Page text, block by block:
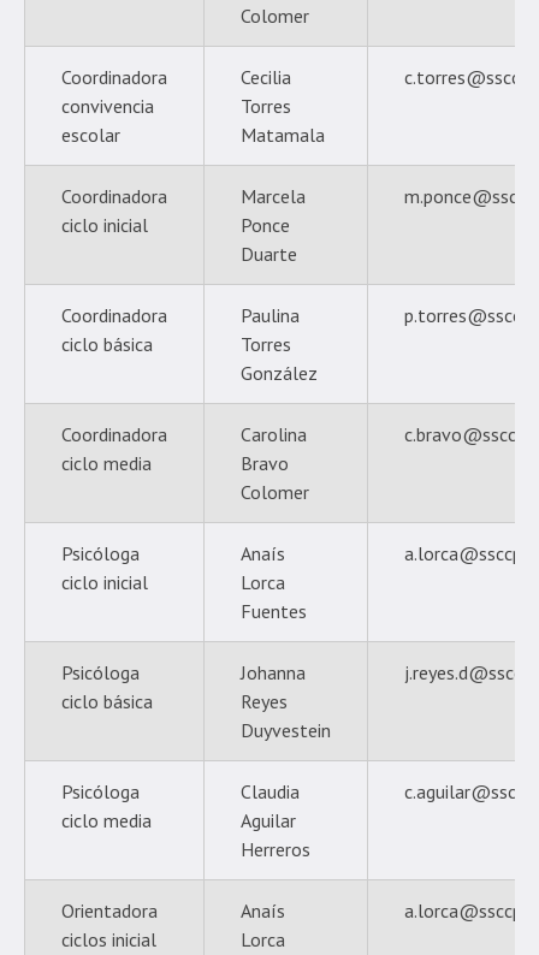
Colomer
Coordinadora
convivencia
escolar
Cecilia
Torres
Matamala
Coordinadora
ciclo inicial
Marcela
Ponce
Duarte
Coordinadora
ciclo básica
Paulina
Torres
González
Coordinadora
ciclo media
Carolina
Bravo
Colomer
Psicóloga
ciclo inicial
Anaís
Lorca
Fuentes
Psicóloga
ciclo básica
Johanna
Reyes
Duyvestein
Psicóloga
ciclo media
Claudia
Aguilar
Herreros
Orientadora
ciclos inicial
Anaís
Lorca